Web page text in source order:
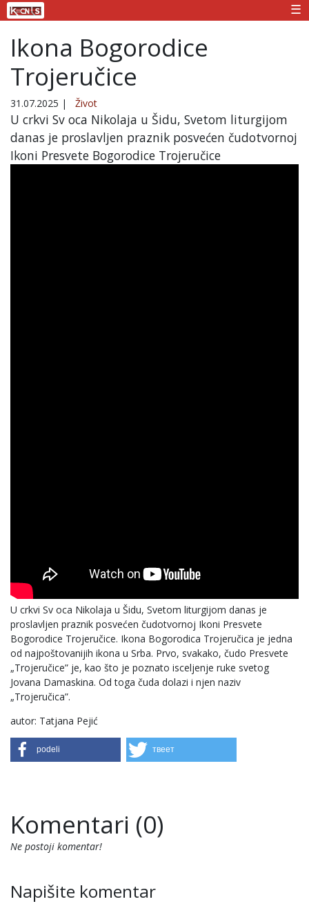
☰
Ikona Bogorodice
Trojeručice
31.07.2025 | Život
U crkvi Sv oca Nikolaja u Šidu, Svetom liturgijom
danas je proslavljen praznik posvećen čudotvornoj
Ikoni Presvete Bogorodice Trojeručice
U crkvi Sv oca Nikolaja u Šidu, Svetom liturgijom danas je
proslavljen praznik posvećen čudotvornoj Ikoni Presvete
Bogorodice Trojeručice. Ikona Bogorodica Trojeručica je jedna
od najpoštovanijih ikona u Srba. Prvo, svakako, čudo Presvete
„Trojeručice” je, kao što je poznato isceljenje ruke svetog
Jovana Damaskina. Od toga čuda dolazi i njen naziv
„Trojeručica”.
autor: Tatjana Pejić
podeli твеет
Komentari (0)
Ne postoji komentar!
Napišite komentar